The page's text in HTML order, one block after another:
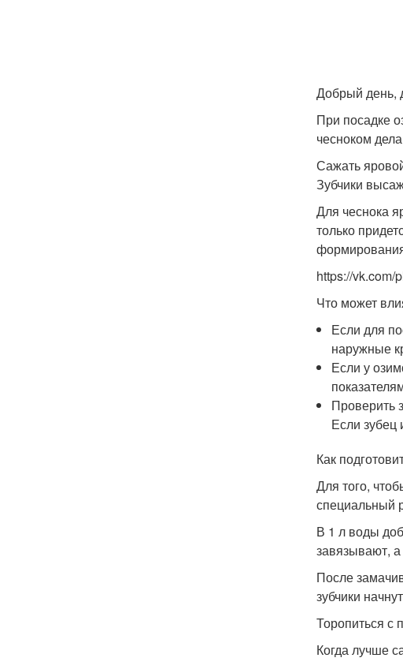
Добрый день,
При посадке
чесноком
Сажать
Зубчики
Для чеснока
только
https://vk.com/
Что может
Если для
наружные
Если у
Проверить
Если зубец
Как
Для того,
специальный
В 1 л воды
завязывают,
После
зубчики
Торопиться с
Когда лучше